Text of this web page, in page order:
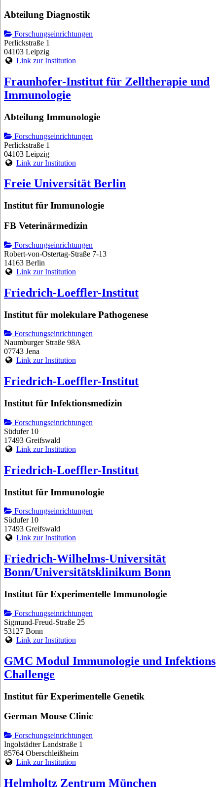
Abteilung Diagnostik
Forschungseinrichtungen
Perlickstraße 1
04103 Leipzig
Link zur Institution
Fraunhofer-Institut für Zelltherapie und
Immunologie
Abteilung Immunologie
Forschungseinrichtungen
Perlickstraße 1
04103 Leipzig
Link zur Institution
Freie Universität Berlin
Institut für Immunologie
FB Veterinärmedizin
Forschungseinrichtungen
Robert-von-Ostertag-Straße 7-13
14163 Berlin
Link zur Institution
Friedrich-Loeffler-Institut
Institut für molekulare Pathogenese
Forschungseinrichtungen
Naumburger Straße 98A
07743 Jena
Link zur Institution
Friedrich-Loeffler-Institut
Institut für Infektionsmedizin
Forschungseinrichtungen
Südufer 10
17493 Greifswald
Link zur Institution
Friedrich-Loeffler-Institut
Institut für Immunologie
Forschungseinrichtungen
Südufer 10
17493 Greifswald
Link zur Institution
Friedrich-Wilhelms-Universität
Bonn/Universitätsklinikum Bonn
Institut für Experimentelle Immunologie
Forschungseinrichtungen
Sigmund-Freud-Straße 25
53127 Bonn
Link zur Institution
GMC Modul Immunologie und Infektions
Challenge
Institut für Experimentelle Genetik
German Mouse Clinic
Forschungseinrichtungen
Ingolstädter Landstraße 1
85764 Oberschleißheim
Link zur Institution
Helmholtz Zentrum München